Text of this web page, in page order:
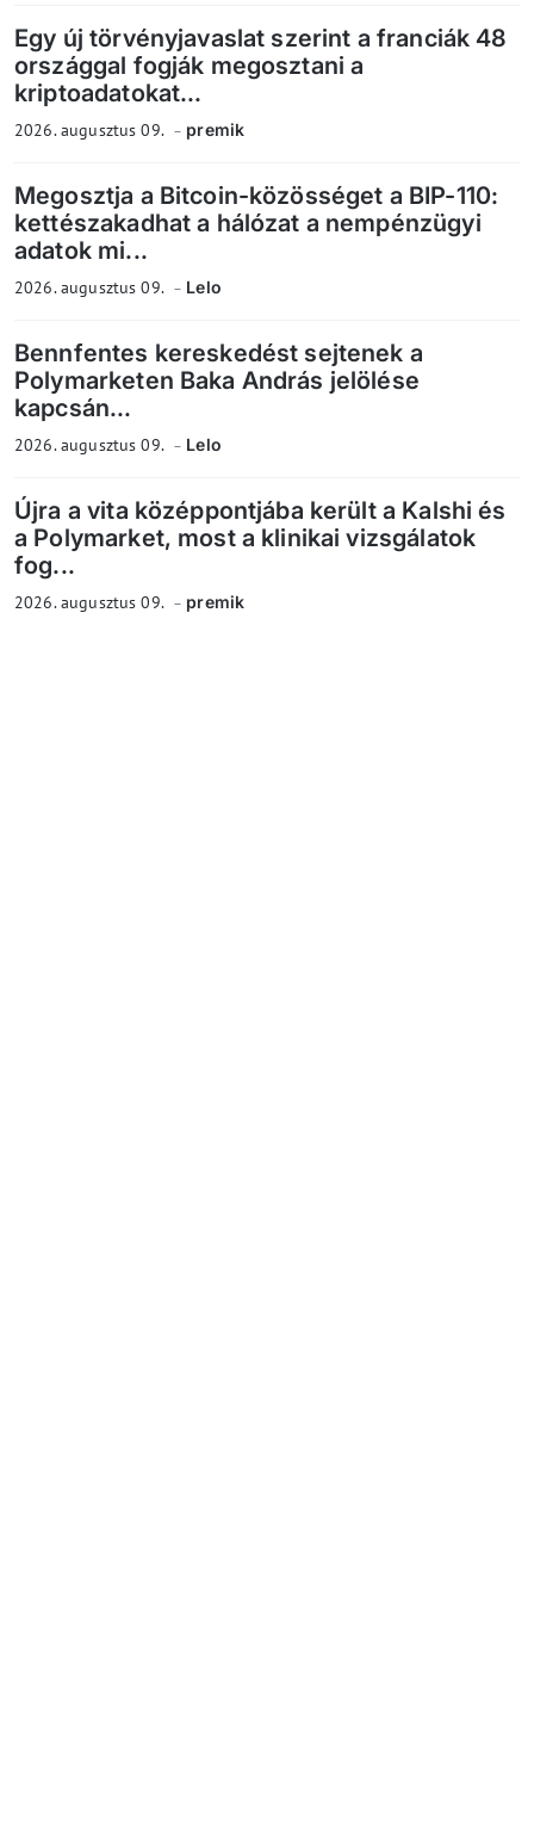
Egy új törvényjavaslat szerint a franciák 48
országgal fogják megosztani a
kriptoadatokat...
2026. augusztus 09. premik
Megosztja a Bitcoin-közösséget a BIP-110:
kettészakadhat a hálózat a nempénzügyi
adatok mi...
2026. augusztus 09. Lelo
Bennfentes kereskedést sejtenek a
Polymarketen Baka András jelölése
kapcsán...
2026. augusztus 09. Lelo
Újra a vita középpontjába került a Kalshi és
a Polymarket, most a klinikai vizsgálatok
fog...
2026. augusztus 09. premik